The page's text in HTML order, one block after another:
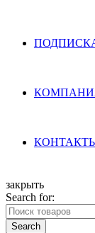
закрыть
Search for:
Search